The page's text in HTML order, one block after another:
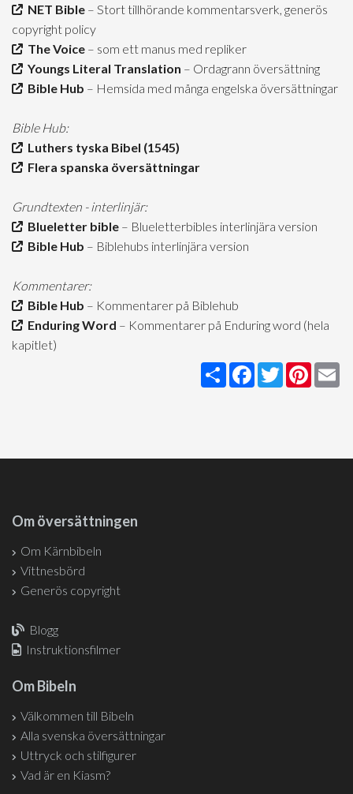
NET Bible – Stort tillhörande kommentarsverk, generös
copyright policy
The Voice – som ett manus med repliker
Youngs Literal Translation – Ordagrann översättning
Bible Hub – Hemsida med många engelska översättningar
Bible Hub:
Luthers tyska Bibel (1545)
Flera spanska översättningar
Grundtexten - interlinjär:
Blueletter bible – Blueletterbibles interlinjära version
Bible Hub – Biblehubs interlinjära version
Kommentarer:
Bible Hub – Kommentarer på Biblehub
Enduring Word – Kommentarer på Enduring word (hela
kapitlet)
Share Facebook
Twitter
Om översättningen
Om Kärnbibeln
Vittnesbörd
Generös copyright
Blogg
Instruktionsfilmer
Om Bibeln
Välkommen till Bibeln
Alla svenska översättningar
Uttryck och stilfigurer
Vad är en Kiasm?